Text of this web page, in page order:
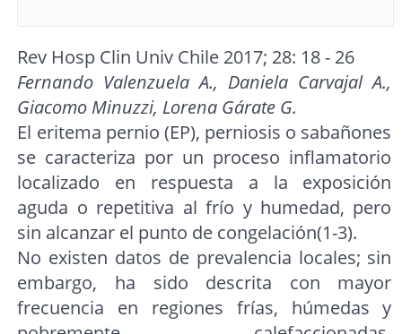
Rev Hosp Clin Univ Chile 2017; 28: 18 - 26
Fernando Valenzuela A., Daniela Carvajal A.,
Giacomo Minuzzi, Lorena Gárate G.
El eritema pernio (EP), perniosis o sabañones
se caracteriza por un proceso inflamatorio
localizado en respuesta a la exposición
aguda o repetitiva al frío y humedad, pero
sin alcanzar el punto de congelación(1-3).
No existen datos de prevalencia locales; sin
embargo, ha sido descrita con mayor
frecuencia en regiones frías, húmedas y